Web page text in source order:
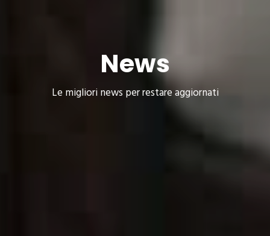
News
Le migliori news per restare aggiornati